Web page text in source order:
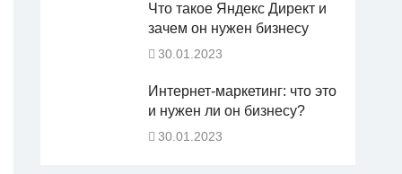
Что такое Яндекс Директ и
зачем он нужен бизнесу
30.01.2023
Интернет-маркетинг: что это
и нужен ли он бизнесу?
30.01.2023